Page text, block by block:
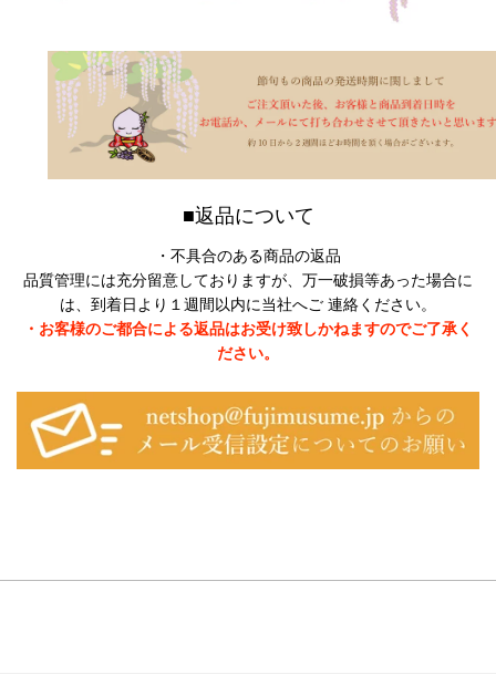
■返品について
・不具合のある商品の返品
品質管理には充分留意しておりますが、万一破損等あった場合に
は、到着日より１週間以内に当社へご 連絡ください。
・お客様のご都合による返品はお受け致しかねますのでご了承く
ださい。